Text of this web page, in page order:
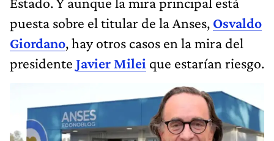
puesta sobre el titular de la Anses, Osvaldo
Giordano, hay otros casos en la mira del
presidente Javier Milei que estarían riesgo.